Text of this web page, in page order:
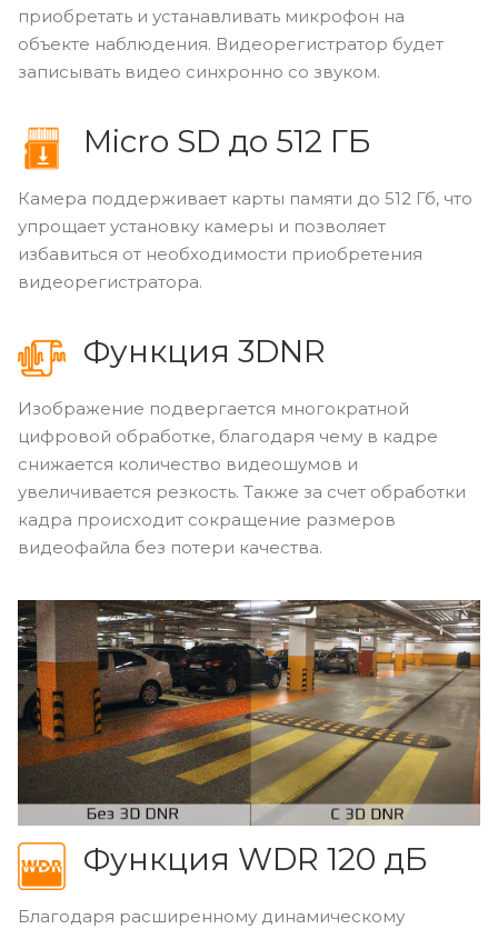
приобретать и устанавливать микрофон на
объекте наблюдения. Видеорегистратор будет
записывать видео синхронно со звуком.
Micro SD до 512 ГБ
Камера поддерживает карты памяти до 512 Гб, что
упрощает установку камеры и позволяет
избавиться от необходимости приобретения
видеорегистратора.
Функция 3DNR
Изображение подвергается многократной
цифровой обработке, благодаря чему в кадре
снижается количество видеошумов и
увеличивается резкость. Также за счет обработки
кадра происходит сокращение размеров
видеофайла без потери качества.
Функция WDR 120 дБ
Благодаря расширенному динамическому